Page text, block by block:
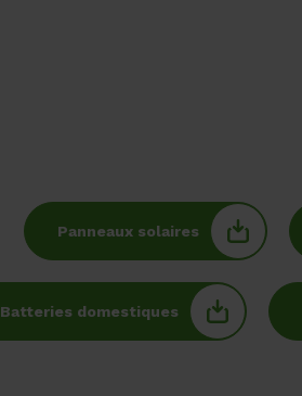
Panneaux solaires
Batteries domestiques